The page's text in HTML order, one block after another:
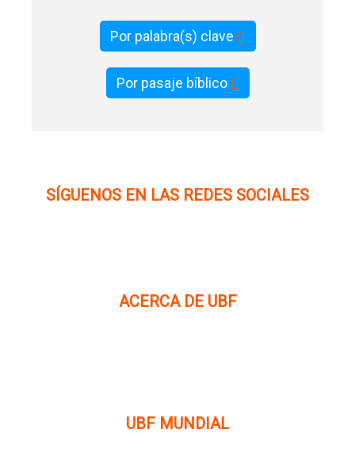
Por palabra(s) clave
Por pasaje bíblico
SÍGUENOS EN LAS REDES SOCIALES
ACERCA DE UBF
UBF MUNDIAL